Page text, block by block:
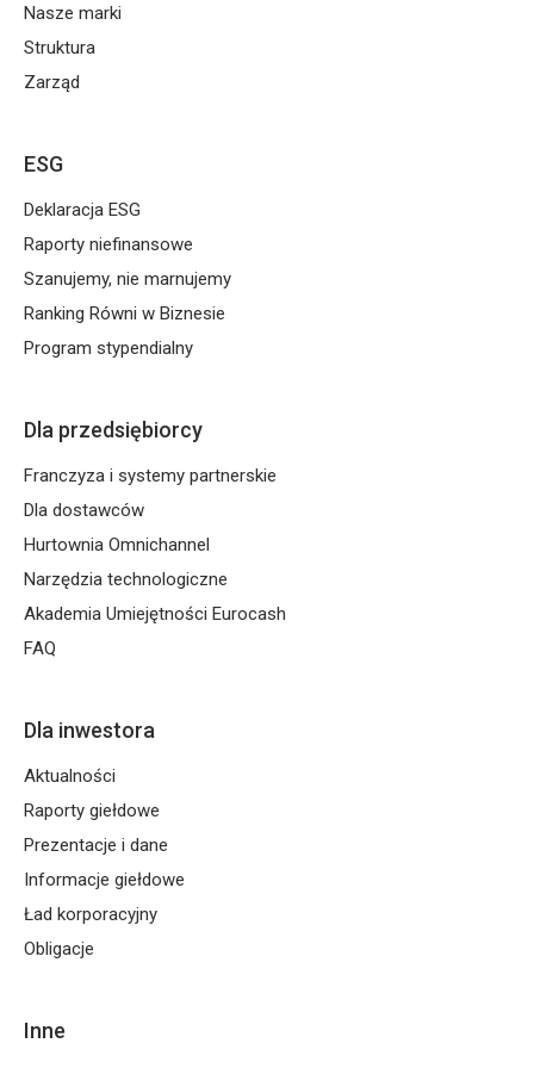
wzrostowi liczby zamówień o 10% r/r oraz średniego
poziomu rentowności jeszcze w tym roku.
Nasze marki
Struktura
Zarząd
ESG
Deklaracja ESG
Raporty niefinansowe
Szanujemy, nie marnujemy
Ranking Równi w Biznesie
Program stypendialny
Dla przedsiębiorcy
Franczyza i systemy partnerskie
Dla dostawców
Hurtownia Omnichannel
Narzędzia technologiczne
Akademia Umiejętności Eurocash
FAQ
Dla inwestora
Aktualności
Raporty giełdowe
Prezentacje i dane
Informacje giełdowe
Ład korporacyjny
Obligacje
Inne